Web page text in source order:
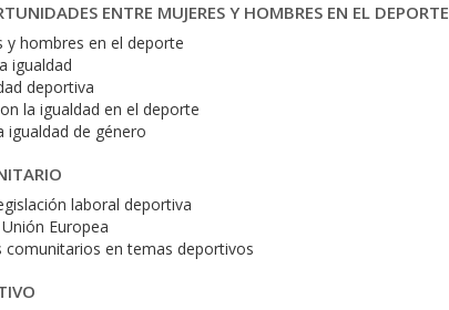
ENTRE MUJERES Y HOMBRES EN EL DEPORTE
y hombres en el deporte
igualdad
deportiva
la igualdad en el deporte
igualdad de género
laboral deportiva
Europea
comunitarios en temas deportivos